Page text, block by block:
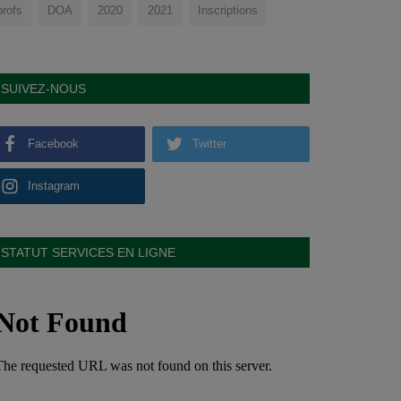
DOA 2020 2021 Inscriptions
SUIVEZ-NOUS
Facebook Twitter
Instagram
STATUT SERVICES EN LIGNE